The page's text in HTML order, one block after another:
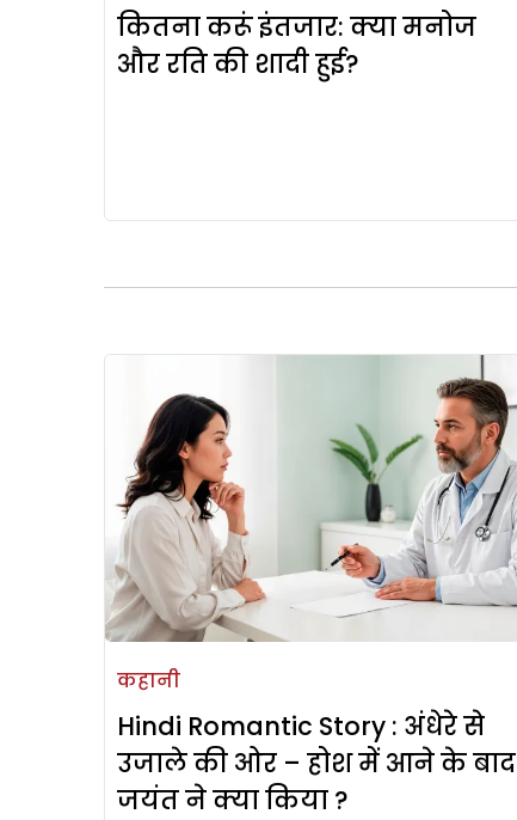
कितना करूं इंतजार: क्या मनोज
और रति की शादी हुई?
कहानी
Hindi Romantic Story : अंधेरे से
उजाले की ओर – होश में आने के बाद
जयंत ने क्या किया ?